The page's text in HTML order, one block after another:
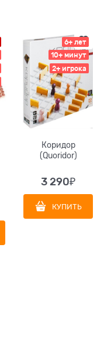
6+ лет
10+ минут
2+ игрока
Коридор
(Quoridor)
3 290₽
КУПИТЬ